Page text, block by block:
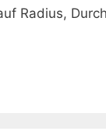
Radius,